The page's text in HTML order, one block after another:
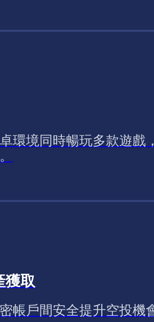
環境同時暢玩多款遊戲
獲取
帳戶間安全提升空投機